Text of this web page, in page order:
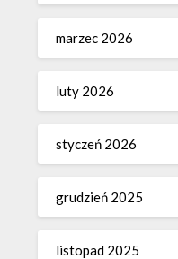
marzec 2026
luty 2026
styczeń 2026
grudzień 2025
listopad 2025